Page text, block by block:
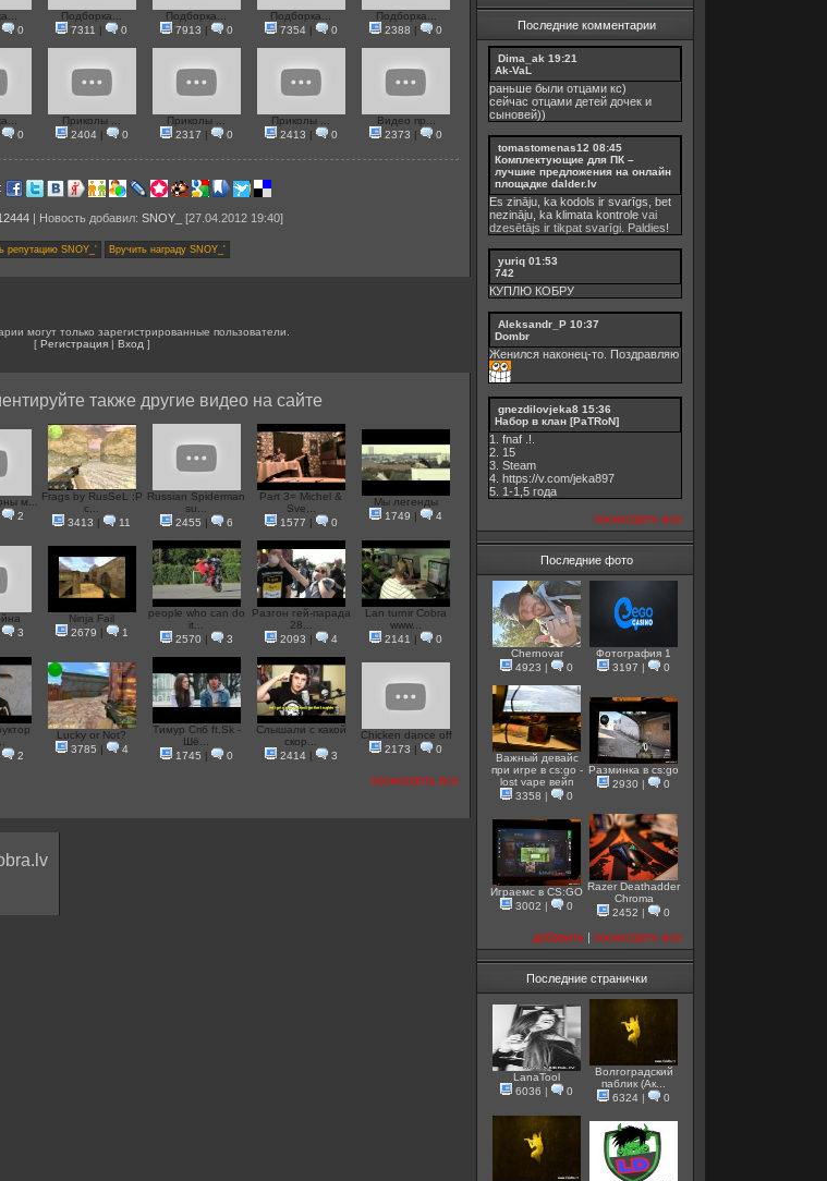
0
Подборка...
7311 | 0
Подборка...
7913 | 0
Подборка...
7354| 0
Подборка...
2388 | 0
0
Приколы ...
2404| 0
Приколы ...
2317 | 0
Приколы ...
2413 | 0
Видео пр...
2373 | 0
| Новость добавил: SNOY_ [27.04.2012 19:40]
могут только зарегистрированные пользователи.
[ Регистрация | Вход ]
также другие видео на сайте
м...
2
Frags by RusSeL ;P
c...
3413 | 11
Russian Spiderman
su...
2455 | 6
Part 3= Michel &
Sve...
1577 | 0
Мы легенды
1749 | 4
3
Ninja Fail
2679 | 1
people who can do
it...
2570 | 3
Разгон гей-парада
28...
2093 | 4
Lan turnir Cobra
www...
2141 | 0
2
Lucky or Not?
3785 | 4
Тимур Спб ft.Sk -
Шё...
1745 | 0
Слышали с какой
скор...
2414| 3
Chicken dance off
2173 | 0
посмотреть все
Последние комментарии
Dima_ak 19:21
Ak-VaL
раньше были отцами кс)
сейчас отцами детей дочек и
сыновей))
tomastomenas12 08:45
Комплектующие для ПК –
лучшие предложения на онлайн
площадке dalder.lv
Es zināju, ka kodols ir svarīgs, bet
nezināju, ka klimata kontrole vai
dzesētājs ir tikpat svarīgi. Paldies!
yuriq 01:53
742
КУПЛЮ КОБРУ
Aleksandr_P 10:37
Dombr
Женился наконец-то. Поздравляю
gnezdilovjeka8 15:36
Набор в клан [PaTRoN]
1. fnaf .!.
2. 15
3. Steam
4. https://v.com/jeka897
5. 1-1,5 годa
посмотреть все
Последние фото
Chernovar
4923 | 0
Фотография 1
3197 | 0
Важный девайс
при игре в cs:go -
lost vape вейп
3358 | 0
Разминка в cs:go
2930 | 0
Играемс в CS:GO
3002 | 0
Razer Deathadder
Chroma
2452 | 0
добавить | посмотреть все
Последние странички
LanaTool
6036 | 0
Волгоградский
паблик (Ак...
6324 | 0